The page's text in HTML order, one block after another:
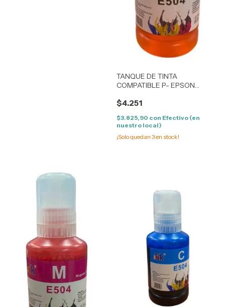
TANQUE DE TINTA
COMPATIBLE P- EPSON
YELLOW
$4.251
$3.825,90 con Efectivo (en
nuestro local)
¡Solo quedan 3en stock!